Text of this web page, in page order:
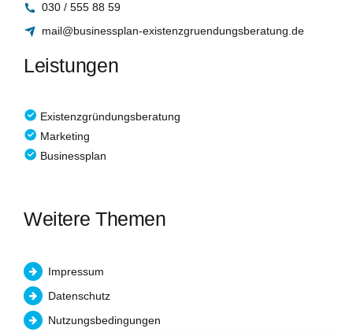
030 / 555 88 59
mail@businessplan-existenzgruendungsberatung.de
Leistungen
Existenzgründungsberatung
Marketing
Businessplan
Weitere Themen
Impressum
Datenschutz
Nutzungsbedingungen